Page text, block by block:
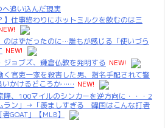
追い込んだ現実
】仕事終わりにホットミルクを飲むのは三
のはずだったのに…誰もが感じる「使いづら
NEW!
ジョブズ、鎌倉仏教を発明する NEW!
く官吏一家を殺害した男、指名手配されて警
いかけるどころか…… NEW!
隆、100マイルのシンカーを逆方向に・・・2
ラン」→「羨ましすぎる 韓国はこんな打者
GOAT」【MLB】